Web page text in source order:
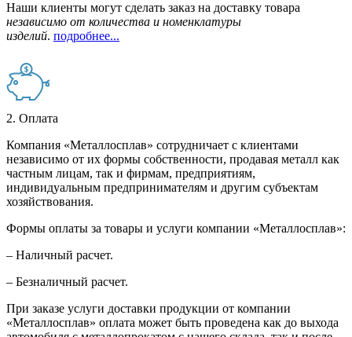
Наши клиенты могут сделать заказ на доставку товара
независимо от количества и номенклатуры
изделий. подробнее...
2. Оплата
Компания «Металлосплав» сотрудничает с клиентами
независимо от их формы собственности, продавая металл как
частным лицам, так и фирмам, предприятиям,
индивидуальным предпринимателям и другим субъектам
хозяйствования.
Формы оплаты за товары и услуги компании «Металлосплав»:
– Наличный расчет.
– Безналичный расчет.
При заказе услуги доставки продукции от компании
«Металлосплав» оплата может быть проведена как до выхода